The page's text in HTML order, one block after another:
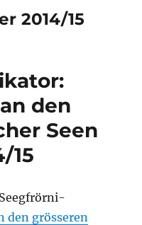
2014/15
den
Seen
15
den grösseren